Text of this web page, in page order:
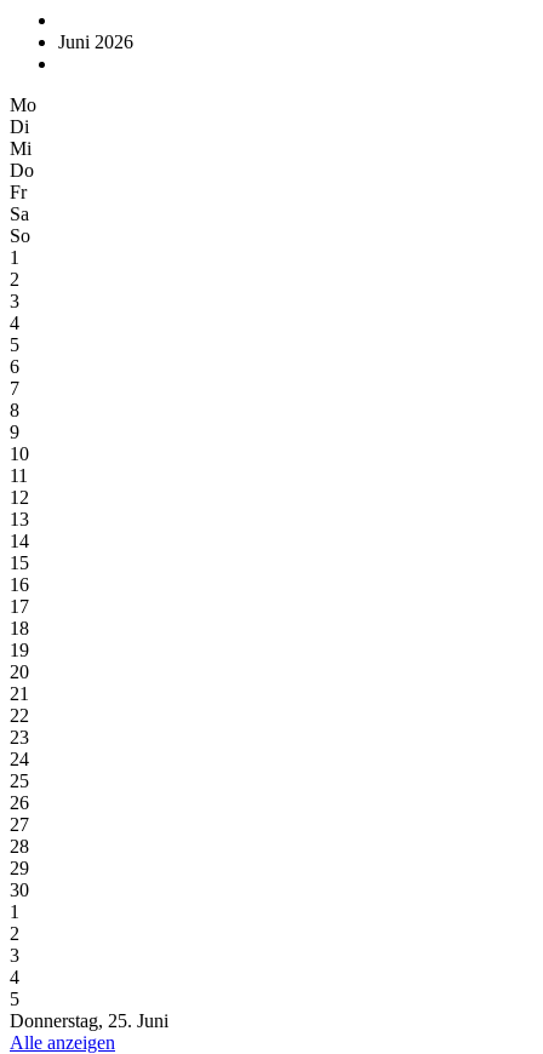
Juni 2026
Mo
Di
Mi
Do
Fr
Sa
So
1
2
3
4
5
6
7
8
9
10
11
12
13
14
15
16
17
18
19
20
21
22
23
24
25
26
27
28
29
30
1
2
3
4
5
Donnerstag, 25. Juni
Alle anzeigen